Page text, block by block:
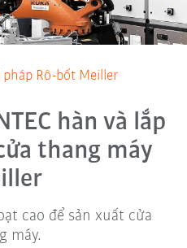
pháp Rô-bốt Meiller
hàn và lắp
thang máy
cao để sản xuất cửa
máy.